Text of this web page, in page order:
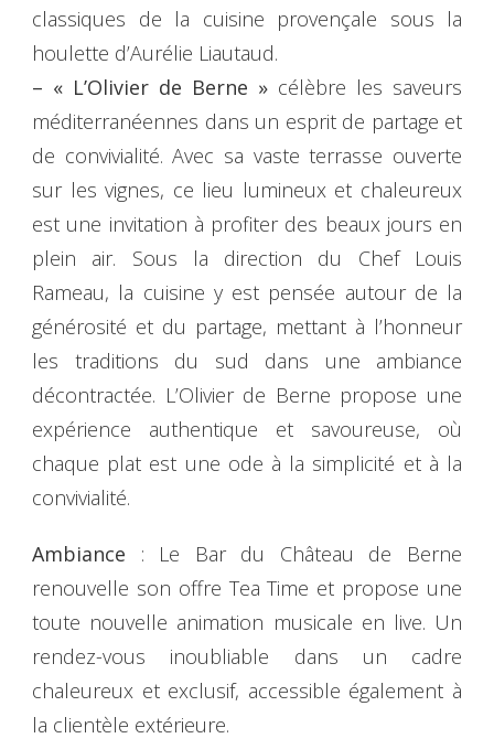
classiques de la cuisine provençale sous la
houlette d’Aurélie Liautaud.
– « L’Olivier de Berne » célèbre les saveurs
méditerranéennes dans un esprit de partage et
de convivialité. Avec sa vaste terrasse ouverte
sur les vignes, ce lieu lumineux et chaleureux
est une invitation à profiter des beaux jours en
plein air. Sous la direction du Chef Louis
Rameau, la cuisine y est pensée autour de la
générosité et du partage, mettant à l’honneur
les traditions du sud dans une ambiance
décontractée. L’Olivier de Berne propose une
expérience authentique et savoureuse, où
chaque plat est une ode à la simplicité et à la
convivialité.
Ambiance : Le Bar du Château de Berne
renouvelle son offre Tea Time et propose une
toute nouvelle animation musicale en live. Un
rendez-vous inoubliable dans un cadre
chaleureux et exclusif, accessible également à
la clientèle extérieure.